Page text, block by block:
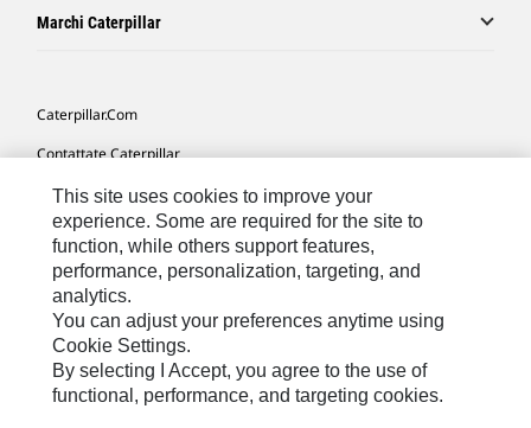
Marchi Caterpillar
Caterpillar.com
Contattate Caterpillar
Le Mie Preferenze Di Marketing
Mappa Del Sito
Cookie Settings
Informazioni Legali
Tutela Della Privacy
This site uses cookies to improve your
experience. Some are required for the site to
function, while others support features,
performance, personalization, targeting, and
analytics.
You can adjust your preferences anytime using
Cookie Settings.
By selecting I Accept, you agree to the use of
functional, performance, and targeting cookies.